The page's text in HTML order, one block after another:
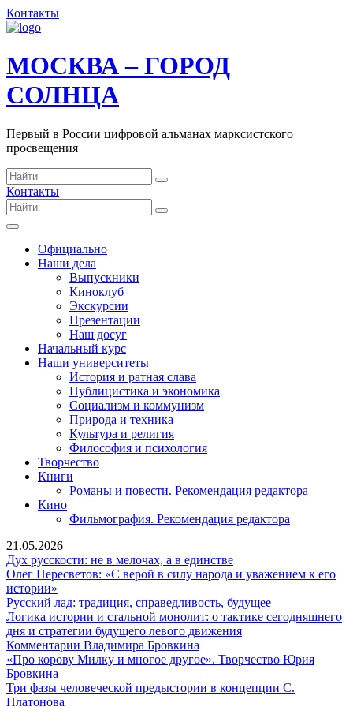
Контакты
МОСКВА – ГОРОД
СОЛНЦА
Первый в России цифровой альманах марксистского
просвещения
Контакты
Официально
Наши дела
Выпускники
Киноклуб
Экскурсии
Презентации
Наш досуг
Начальный курс
Наши университеты
История и ратная слава
Публицистика и экономика
Социализм и коммунизм
Природа и техника
Культура и религия
Философия и психология
Творчество
Книги
Романы и повести. Рекомендация редактора
Кино
Фильмография. Рекомендация редактора
21.05.2026
Дух русскости: не в мелочах, а в единствеДух
русскости:
в
мелочах,
а
единстве
Олег Пересветов: «С верой в силу народа и уважением к его
истории»
Пересветов:
«С
верой
в
силу
народа
и
уважением
Русский лад: традиция, справедливость, будущееРусский
лад:
будущее
Логика истории и стальной монолит: о тактике сегодняшнего
дня и стратегии будущего левого движенияЛогика
и
монолит:
Комментарии Владимира Бровкина
Владимира
«Про корову Милку и многое другое». Творчество Юрия
Бровкина
корову
Милку
Три фазы человеческой предыстории в концепции С.
Платонова